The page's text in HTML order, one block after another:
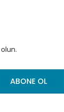
ABONE OL